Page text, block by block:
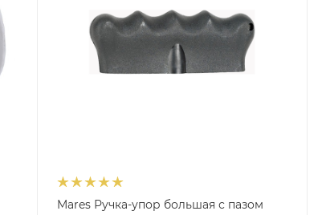
Mares Ручка-упор большая с пазом